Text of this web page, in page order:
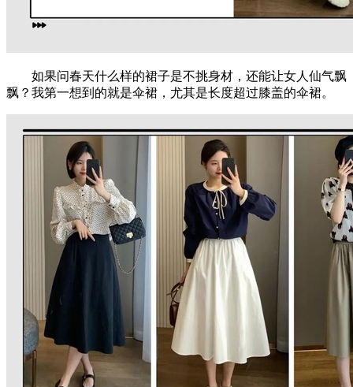
如果问春天什么样的裙子是不挑身材，还能让女人仙气飘
飘？我第一想到的就是伞裙，尤其是长度超过膝盖的伞裙。